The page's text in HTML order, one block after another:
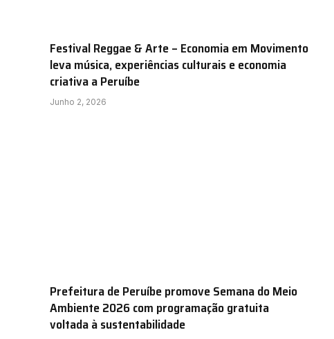
Festival Reggae & Arte – Economia em Movimento
leva música, experiências culturais e economia
criativa a Peruíbe
Junho 2, 2026
Prefeitura de Peruíbe promove Semana do Meio
Ambiente 2026 com programação gratuita
voltada à sustentabilidade